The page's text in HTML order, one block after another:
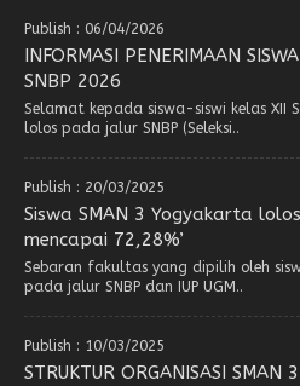
Publish : 06/04/2026
INFORMASI PENERIMAAN
SNBP 2026
Selamat kepada siswa-siswi kelas XII
lolos pada jalur SNBP (Seleksi..
Publish : 20/03/2025
Siswa SMAN 3 Yogyakarta
mencapai 72,28%’
Sebaran fakultas yang dipilih oleh
pada jalur SNBP dan IUP UGM..
Publish : 10/03/2025
STRUKTUR ORGANISASI SMAN